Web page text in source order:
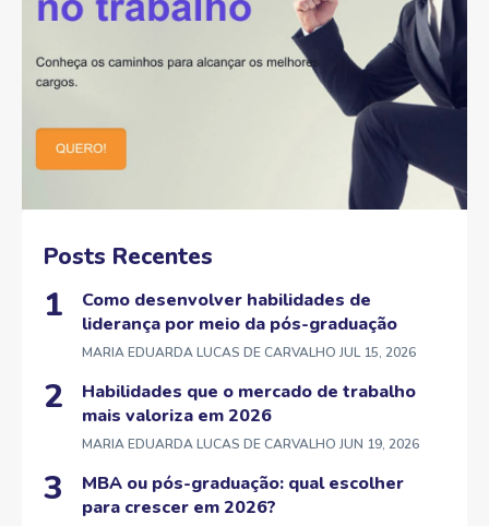
Posts Recentes
Como desenvolver habilidades de
liderança por meio da pós-graduação
MARIA EDUARDA LUCAS DE CARVALHO JUL 15, 2026
Habilidades que o mercado de trabalho
mais valoriza em 2026
MARIA EDUARDA LUCAS DE CARVALHO JUN 19, 2026
MBA ou pós-graduação: qual escolher
para crescer em 2026?